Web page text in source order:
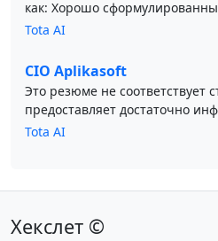
как: Хорошо
Tota AI
CIO Aplikasoft
Это резюме не соответствует
предоставляет достаточно
Tota AI
Хекслет ©